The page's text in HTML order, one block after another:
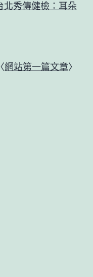
北秀傳健檢：耳朵
網站第一篇文章〉